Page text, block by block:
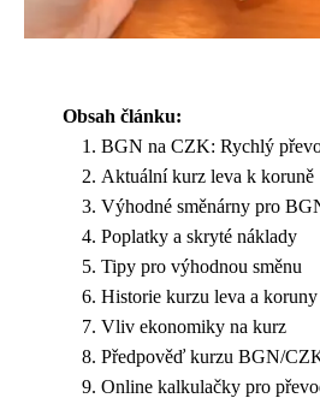
Obsah článku:
BGN na CZK: Rychlý
Aktuální kurz leva k koruně
Výhodné směnárny pro
Poplatky a skryté náklady
Tipy pro výhodnou směnu
Historie kurzu leva a koruny
Vliv ekonomiky na kurz
Předpověď kurzu BGN/
Online kalkulačky pro